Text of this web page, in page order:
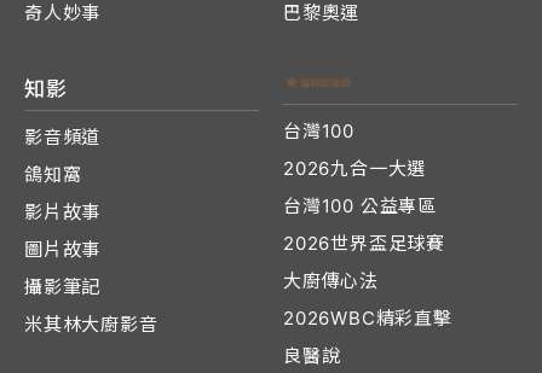
奇人妙事
巴黎奧運
知影
影音頻道
鴿知窩
影片故事
圖片故事
攝影筆記
米其林大廚影音
台灣100
2026九合一大選
台灣100 公益專區
2026世界盃足球賽
大廚傳心法
2026WBC精彩直擊
良醫說